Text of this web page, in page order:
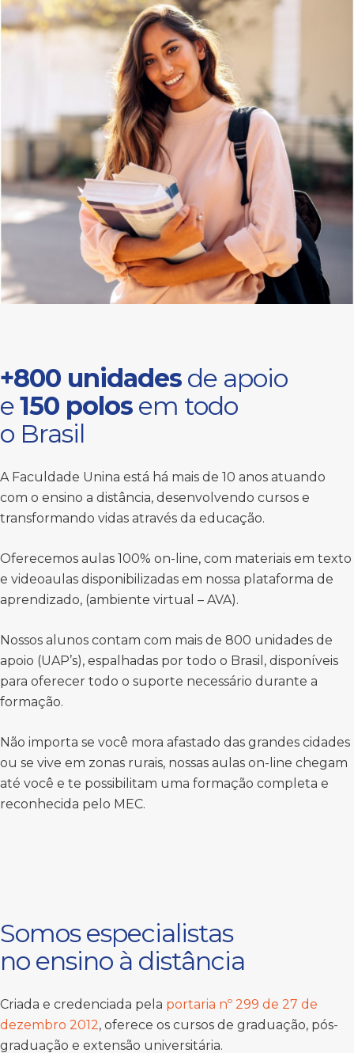
+800 unidades de apoio
e150 polos em todo
o Brasil
A Faculdade Unina está há mais de 10 anos atuando
com o ensino a distância, desenvolvendo cursos e
transformando vidas através da educação.
Oferecemos aulas 100% on-line, com materiais em texto
e videoaulas disponibilizadas em nossa plataforma de
aprendizado, (ambiente virtual – AVA).
Nossos alunos contam com mais de 800 unidades de
apoio (UAP’s), espalhadas por todo o Brasil, disponíveis
para oferecer todo o suporte necessário durante a
formação.
Não importa se você mora afastado das grandes cidades
ou se vive em zonas rurais, nossas aulas on-line chegam
até você e te possibilitam uma formação completa e
reconhecida pelo MEC.
Somos especialistas
no ensino à distância
Criada e credenciada pela portaria nº 299 de 27 de
dezembro 2012, oferece os cursos de graduação, pós-
graduação e extensão universitária.